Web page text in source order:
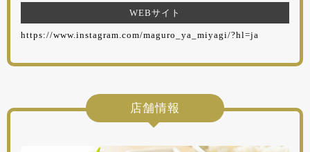
WEBサイト
https://www.instagram.com/maguro_ya_miyagi/?hl=ja
店舗情報